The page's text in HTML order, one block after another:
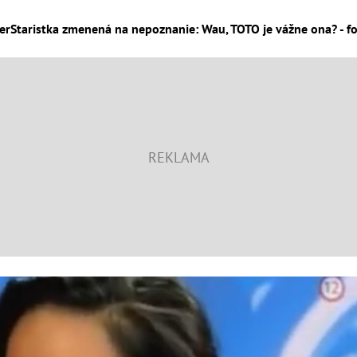
zmenená na nepoznanie: Wau, TOTO je vážne ona? -